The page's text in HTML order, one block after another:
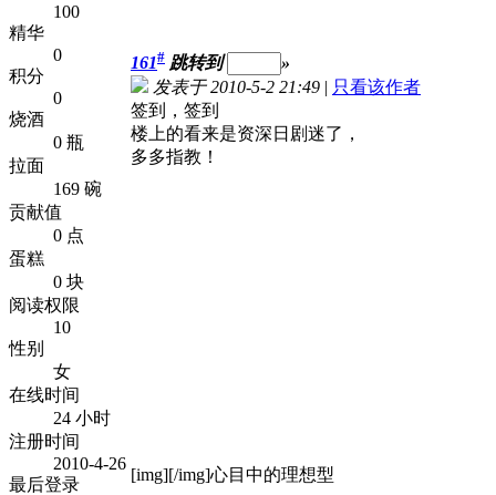
100
精华
0
积分
0
烧酒
0 瓶
拉面
169 碗
贡献值
0 点
蛋糕
0 块
阅读权限
10
性别
女
在线时间
24 小时
注册时间
2010-4-26
最后登录
161# 跳转到
»
发表于 2010-5-2 21:49 | 只看该作者
签到，签到
楼上的看来是资深日剧迷了，
多多指教！
[img][/img]心目中的理想型